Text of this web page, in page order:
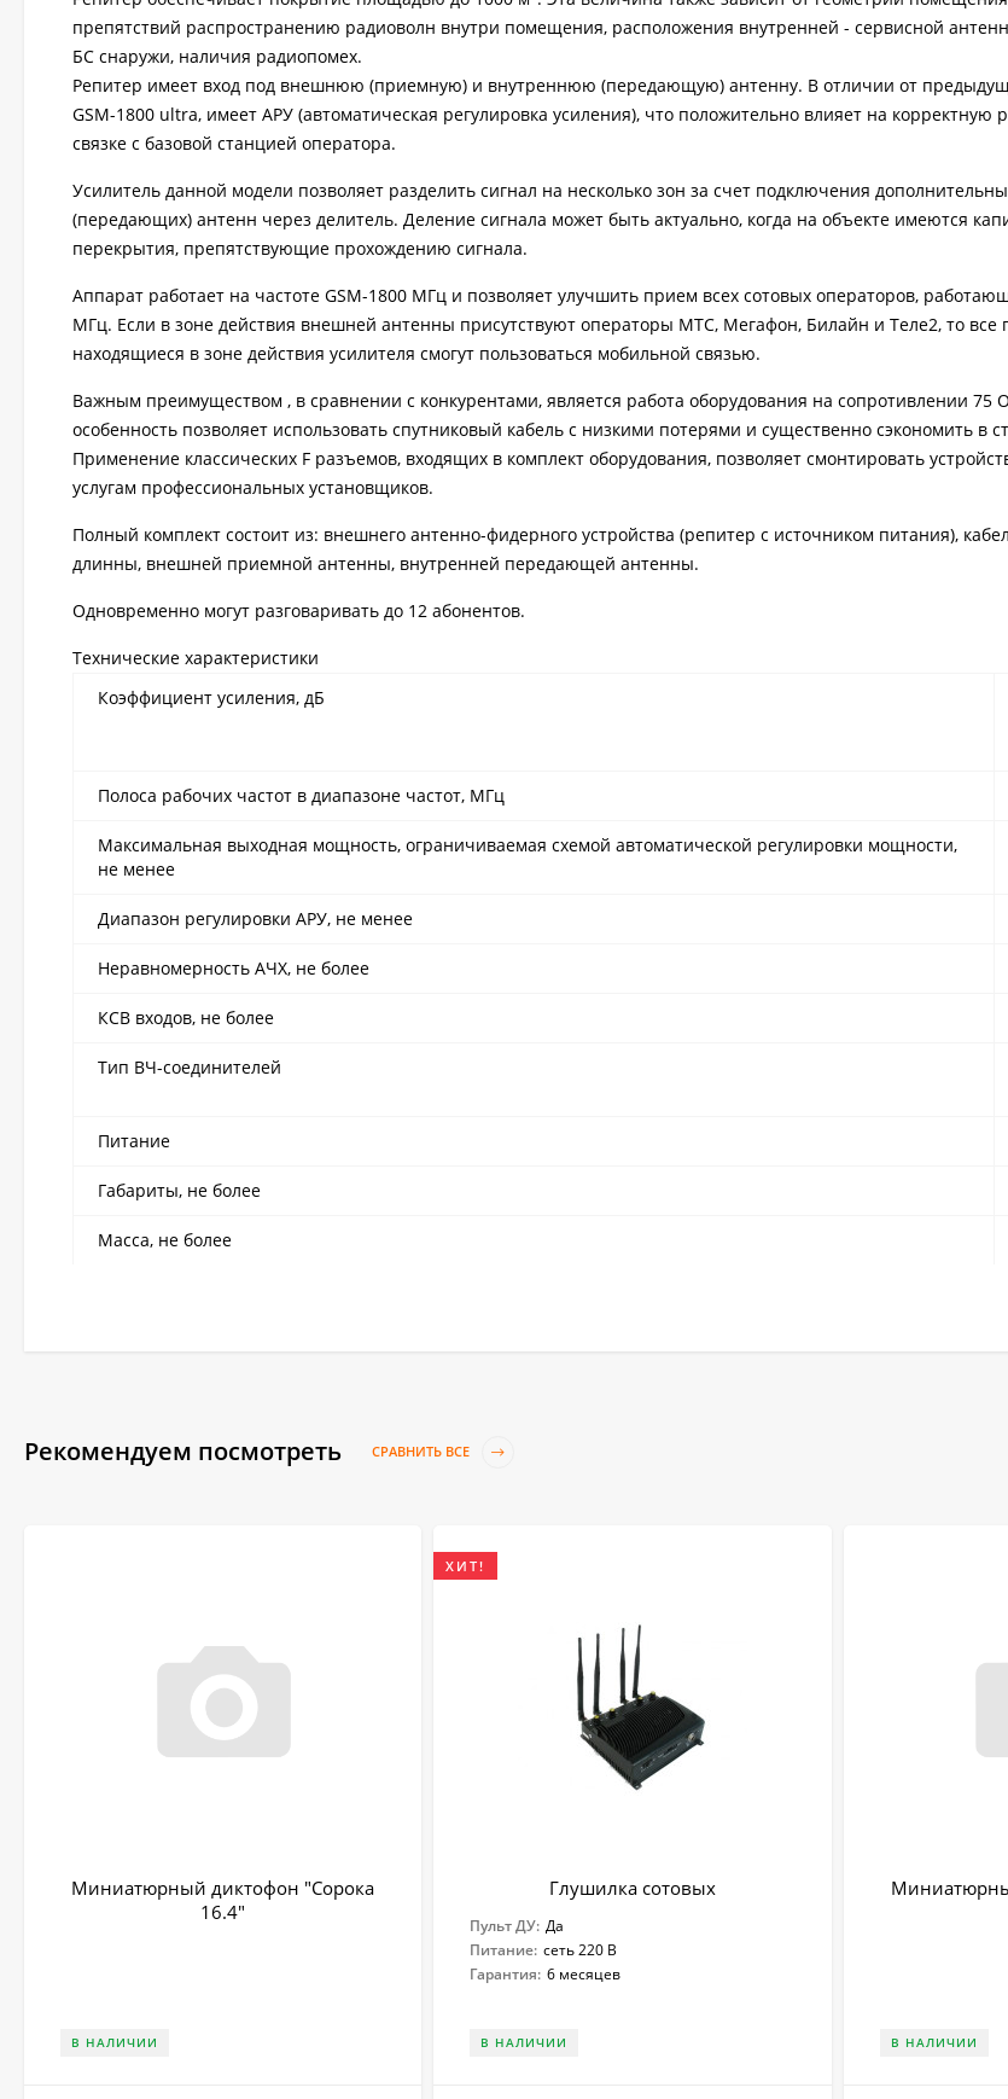
препятствий распространению радиоволн внутри помещения, расположения внутренней - сервисной
БС снаружи, наличия радиопомех.
Репитер имеет вход под внешнюю (приемную) и внутреннюю (передающую) антенну. В отличии от
GSM-1800 ultra, имеет АРУ (автоматическая регулировка усиления), что положительно влияет на корректную
связке с базовой станцией оператора.
Усилитель данной модели позволяет разделить сигнал на несколько зон за счет подключения
(передающих) антенн через делитель. Деление сигнала может быть актуально, когда на объекте имеются
перекрытия, препятствующие прохождению сигнала.
Аппарат работает на частоте GSM-1800 МГц и позволяет улучшить прием всех сотовых операторов,
МГц. Если в зоне действия внешней антенны присутствуют операторы МТС, Мегафон, Билайн и Теле2, то все
находящиеся в зоне действия усилителя смогут пользоваться мобильной связью.
Важным преимуществом , в сравнении с конкурентами, является работа оборудования на сопротивлении 75
особенность позволяет использовать спутниковый кабель с низкими потерями и существенно сэкономить в
Применение классических F разъемов, входящих в комплект оборудования, позволяет смонтировать
услугам профессиональных установщиков.
Полный комплект состоит из: внешнего антенно-фидерного устройства (репитер с источником питания),
длинны, внешней приемной антенны, внутренней передающей антенны.
Одновременно могут разговаривать до 12 абонентов.
Технические характеристики
Коэффициент усиления, дБ
Полоса рабочих частот в диапазоне частот, МГц
Максимальная выходная мощность, ограничиваемая схемой автоматической регулировки мощности,
не менее
Диапазон регулировки АРУ, не менее
Неравномерность АЧХ, не более
КСВ входов, не более
Тип ВЧ-соединителей
Питание
Габариты, не более
Масса, не более
Рекомендуем посмотреть СРАВНИТЬ ВСЕ
Миниатюрный диктофон "Сорока
16.4"
В НАЛИЧИИ
ХИТ!
Глушилка сотовых
Пульт ДУ: Да
Питание: сеть 220 В
Гарантия: 6 месяцев
В НАЛИЧИИ В НАЛИЧИИ